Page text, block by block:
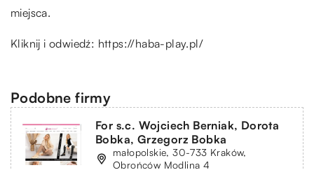
miejsca.
Kliknij i odwiedź: https://haba-play.pl/
Podobne firmy
For s.c. Wojciech Berniak, Dorota
Bobka, Grzegorz Bobka
małopolskie, 30-733 Kraków,
Obrońców Modlina 4